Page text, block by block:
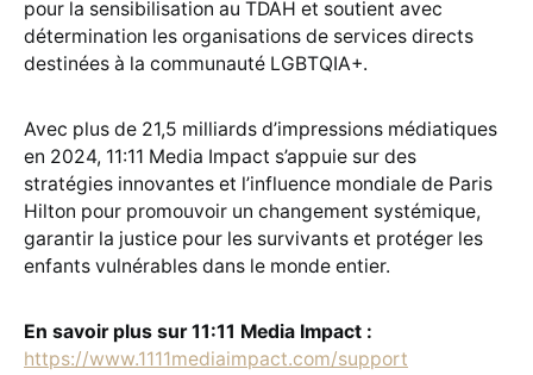
pour la sensibilisation au TDAH et soutient avec
détermination les organisations de services directs
destinées à la communauté LGBTQIA+.
Avec plus de 21,5 milliards d’impressions médiatiques
en 2024, 11:11 Media Impact s’appuie sur des
stratégies innovantes et l’influence mondiale de Paris
Hilton pour promouvoir un changement systémique,
garantir la justice pour les survivants et protéger les
enfants vulnérables dans le monde entier.
En savoir plus sur 11:11 Media Impact :
https://www.1111mediaimpact.com/support